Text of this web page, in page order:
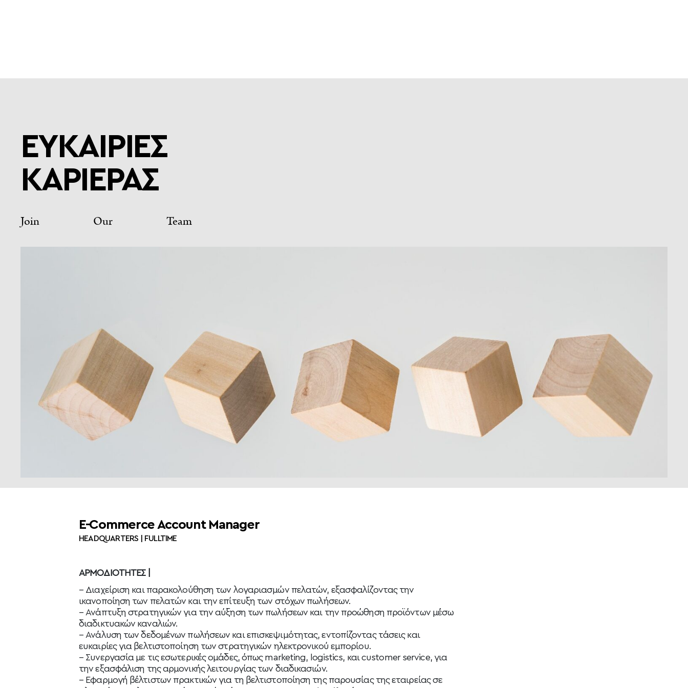
ΕΥΚΑΙΡΙΕΣ
ΚΑΡΙΕΡΑΣ
Join Our Team
E-Commerce Account Manager
HEADQUARTERS | FULLTIME
ΑΡΜΟΔΙΟΤΗΤΕΣ |
– Διαχείριση και παρακολούθηση των λογαριασμών πελατών, εξασφαλίζοντας την
ικανοποίηση των πελατών και την επίτευξη των στόχων πωλήσεων.
– Ανάπτυξη στρατηγικών για την αύξηση των πωλήσεων και την προώθηση προϊόντων μέσω
διαδικτυακών καναλιών.
– Ανάλυση των δεδομένων πωλήσεων και επισκεψιμότητας, εντοπίζοντας τάσεις και
ευκαιρίες για βελτιστοποίηση των στρατηγικών ηλεκτρονικού εμπορίου.
– Συνεργασία με τις εσωτερικές ομάδες, όπως marketing, logistics, και customer service, για
την εξασφάλιση της αρμονικής λειτουργίας των διαδικασιών.
– Εφαρμογή βέλτιστων πρακτικών για τη βελτιστοποίηση της παρουσίας της εταιρείας σε